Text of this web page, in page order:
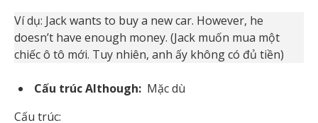
Ví dụ: Jack wants to buy a new car. However, he
doesn’t have enough money. (Jack muốn mua một
chiếc ô tô mới. Tuy nhiên, anh ấy không có đủ tiền)
Cấu trúc Although: Mặc dù
Cấu trúc: